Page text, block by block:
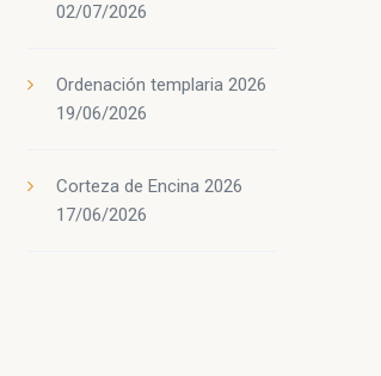
02/07/2026
Ordenación templaria 2026
19/06/2026
Corteza de Encina 2026
17/06/2026